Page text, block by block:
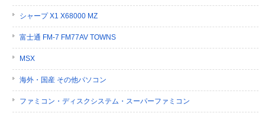
シャープ X1 X68000 MZ
富士通 FM-7 FM77AV TOWNS
MSX
海外・国産 その他パソコン
ファミコン・ディスクシステム・スーパーファミコン